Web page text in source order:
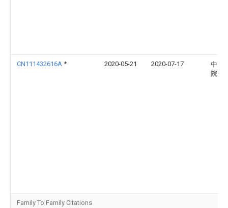
CN111432616A * 2020-05-21 2020-07-17
中原
院
Family To Family Citations